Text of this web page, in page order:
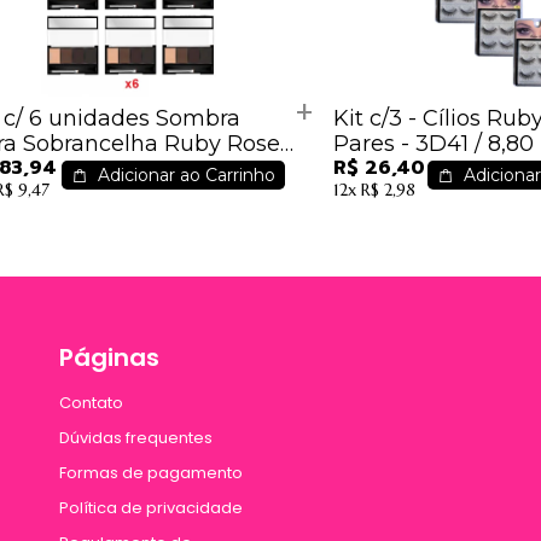
6 unidades Sombra
Sobrancelha Ruby Rose
9354
9,47
Adicionar ao Carrinho
Kit c/3 - Cílios
Pares - 3D41 / 8,80
R$ 26,40
12x R$ 2,98
Páginas
Contato
Dúvidas frequentes
Formas de pagamento
Política de privacidade